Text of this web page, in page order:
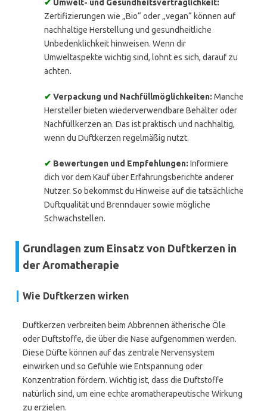
✔ Umwelt- und Gesundheitsverträglichkeit:
Zertifizierungen wie „Bio“ oder „vegan“ können auf
nachhaltige Herstellung und gesundheitliche
Unbedenklichkeit hinweisen. Wenn dir
Umweltaspekte wichtig sind, lohnt es sich, darauf zu
achten.
✔ Verpackung und Nachfüllmöglichkeiten: Manche
Hersteller bieten wiederverwendbare Behälter oder
Nachfüllkerzen an. Das ist praktisch und nachhaltig,
wenn du Duftkerzen regelmäßig nutzt.
✔ Bewertungen und Empfehlungen: Informiere
dich vor dem Kauf über Erfahrungsberichte anderer
Nutzer. So bekommst du Hinweise auf die tatsächliche
Duftqualität und Brenndauer sowie mögliche
Schwachstellen.
Grundlagen zum Einsatz von Duftkerzen in
der Aromatherapie
Wie Duftkerzen wirken
Duftkerzen verbreiten beim Abbrennen ätherische Öle
oder Duftstoffe, die über die Nase aufgenommen werden.
Diese Düfte können auf das zentrale Nervensystem
einwirken und so Gefühle wie Entspannung oder
Konzentration fördern. Wichtig ist, dass die Duftstoffe
natürlich sind, um eine echte aromatherapeutische Wirkung
zu erzielen.